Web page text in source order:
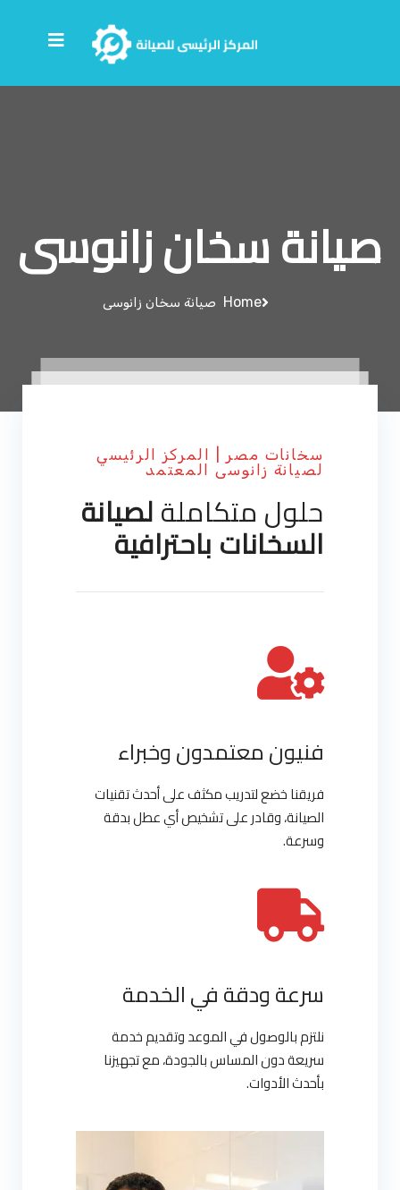
صيانة سخان زانوسى
Home صيانة سخان زانوسى
سخانات مصر | المركز الرئيسي
لصيانة زانوسى المعتمد
حلول متكاملةلصيانة
السخانات باحترافية
فنيون معتمدون وخبراء
فريقنا خضع لتدريب مكثف على أحدث تقنيات
الصيانة، وقادر على تشخيص أي عطل بدقة
وسرعة.
سرعة ودقة في الخدمة
نلتزم بالوصول في الموعد وتقديم خدمة
سريعة دون المساس بالجودة، مع تجهيزنا
بأحدث الأدوات.